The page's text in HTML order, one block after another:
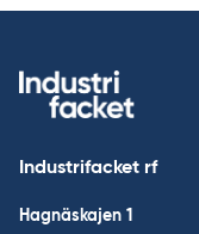
Industrifacket rf
Hagnäskajen 1